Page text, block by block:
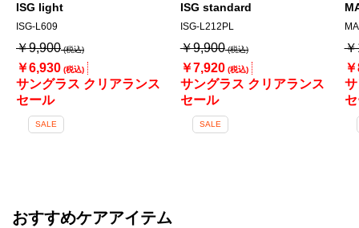
ISG light
ISG-L609
サングラス クリアランス
セール
￥6,930
￥9,900
SALE
ISG standard
ISG-L212PL
サングラス クリアランス
セール
￥7,920
￥9,900
SALE
おすすめケアアイテム